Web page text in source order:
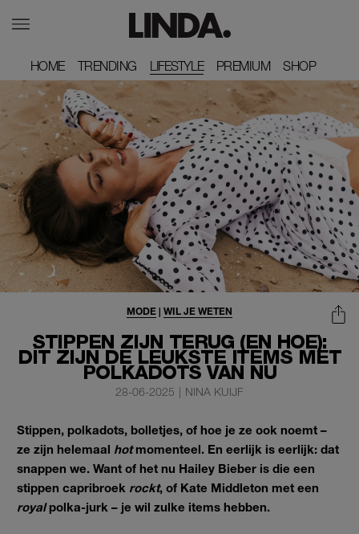
HOME
HOME TRENDING
TRENDING LIFESTYLE PREMIUM
PREMIUM SHOP
SHOP
STIPPEN ZIJN TERUG (EN HOE):
DÍT ZIJN DE LEUKSTE ITEMS MET
POLKADOTS VAN NU
MODE | WIL JE WETEN
28-06-2025 | NINA KUIJF
Stippen, polkadots, bolletjes, of hoe je ze ook noemt –
ze zijn helemaal hotmomenteel. En eerlijk is eerlijk: dat
snappen we. Want of het nu Hailey Bieber is die een
stippen capribroek rockt, of Kate Middleton met een
royalpolka-jurk – je wil zulke items hebben.